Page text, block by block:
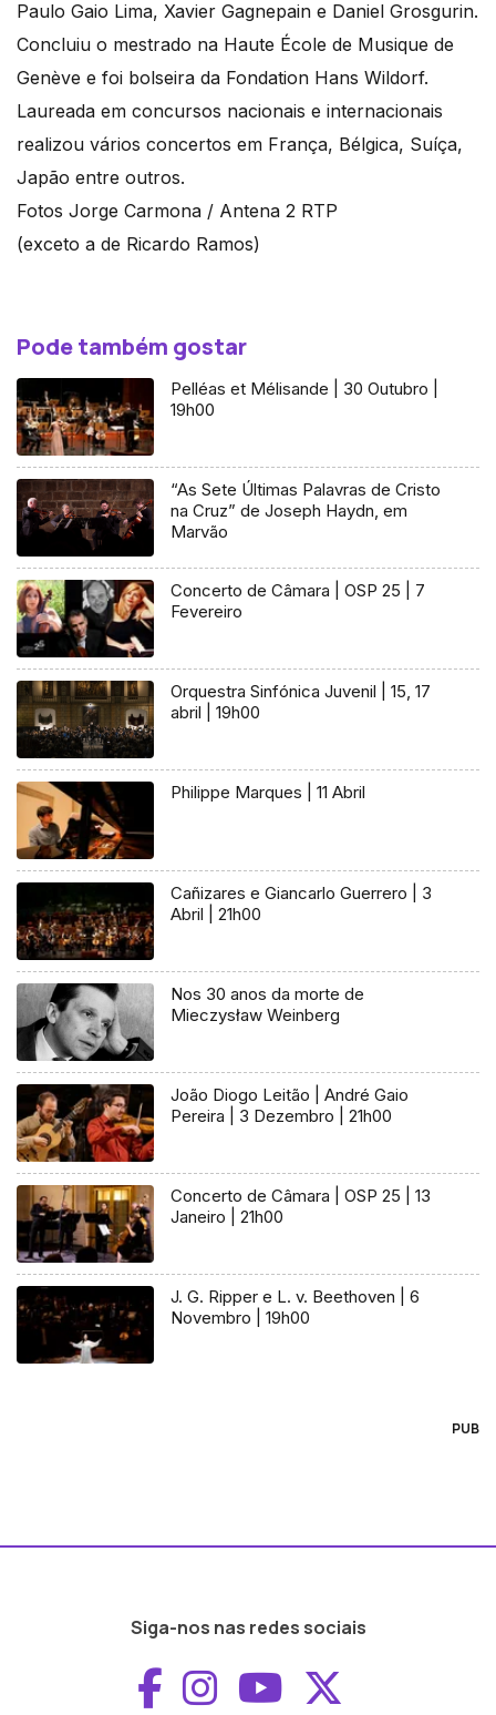
Paulo Gaio Lima, Xavier Gagnepain e Daniel Grosgurin.
Concluiu o mestrado na Haute École de Musique de
Genève e foi bolseira da Fondation Hans Wildorf.
Laureada em concursos nacionais e internacionais
realizou vários concertos em França, Bélgica, Suíça,
Japão entre outros.
Fotos Jorge Carmona / Antena 2 RTP
(exceto a de Ricardo Ramos)
Pode também gostar
Pelléas et Mélisande | 30 Outubro |
19h00
“As Sete Últimas Palavras de Cristo
na Cruz” de Joseph Haydn, em
Marvão
Concerto de Câmara | OSP 25 | 7
Fevereiro
Orquestra Sinfónica Juvenil | 15, 17
abril | 19h00
Philippe Marques | 11 Abril
Cañizares e Giancarlo Guerrero | 3
Abril | 21h00
Nos 30 anos da morte de
Mieczysław Weinberg
João Diogo Leitão | André Gaio
Pereira | 3 Dezembro | 21h00
Concerto de Câmara | OSP 25 | 13
Janeiro | 21h00
J. G. Ripper e L. v. Beethoven | 6
Novembro | 19h00
PUB
Siga-nos nas redes sociais
Aceder ao
Aceder ao
Aceder ao